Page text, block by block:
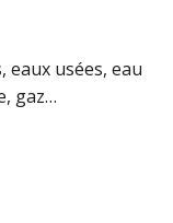
eaux usées, eau
gaz…